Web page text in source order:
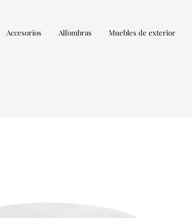
Accesorios Alfombras Muebles de exterior